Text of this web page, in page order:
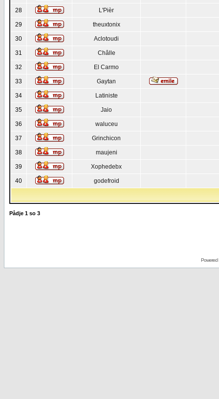
28 L'Pièr
29 theuxtonix
30 Aclotoudi
31 Châlle
32 El Carmo
33 Gaytan
34 Latiniste
35 Jaio
36 waluceu
37 Grinchicon
38 maujeni
39 Xophedebx
40 godefroid
Pådje 1 so 3
Powered